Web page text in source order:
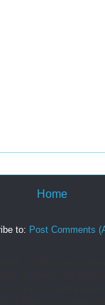
Home
to: Post Comments